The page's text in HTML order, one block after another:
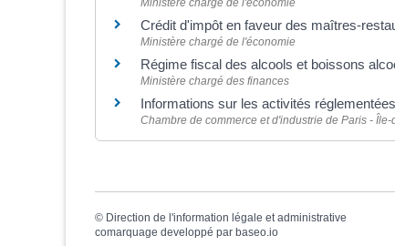
Crédit d'impôt en faveur des maîtres-
Ministère chargé de l'économie
Régime fiscal des alcools et boissons
Ministère chargé des finances
Informations sur les activités réglementées
Chambre de commerce et d'industrie de Paris - Île-
© Direction de l'information légale et administrative
comarquage developpé par baseo.io